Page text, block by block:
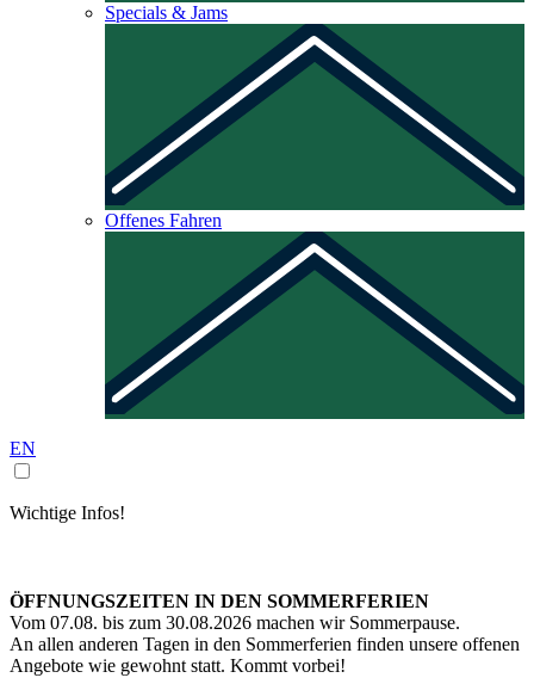
Specials & Jams
Offenes Fahren
EN
Wichtige Infos!
ÖFFNUNGSZEITEN IN DEN SOMMERFERIEN
Vom 07.08. bis zum 30.08.2026 machen wir Sommerpause.
An allen anderen Tagen in den Sommerferien finden unsere offenen
Angebote wie gewohnt statt. Kommt vorbei!